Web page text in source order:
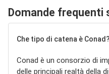
Domande frequenti
Che tipo di catena è Conad?
Conad è un consorzio di
delle principali realtà della